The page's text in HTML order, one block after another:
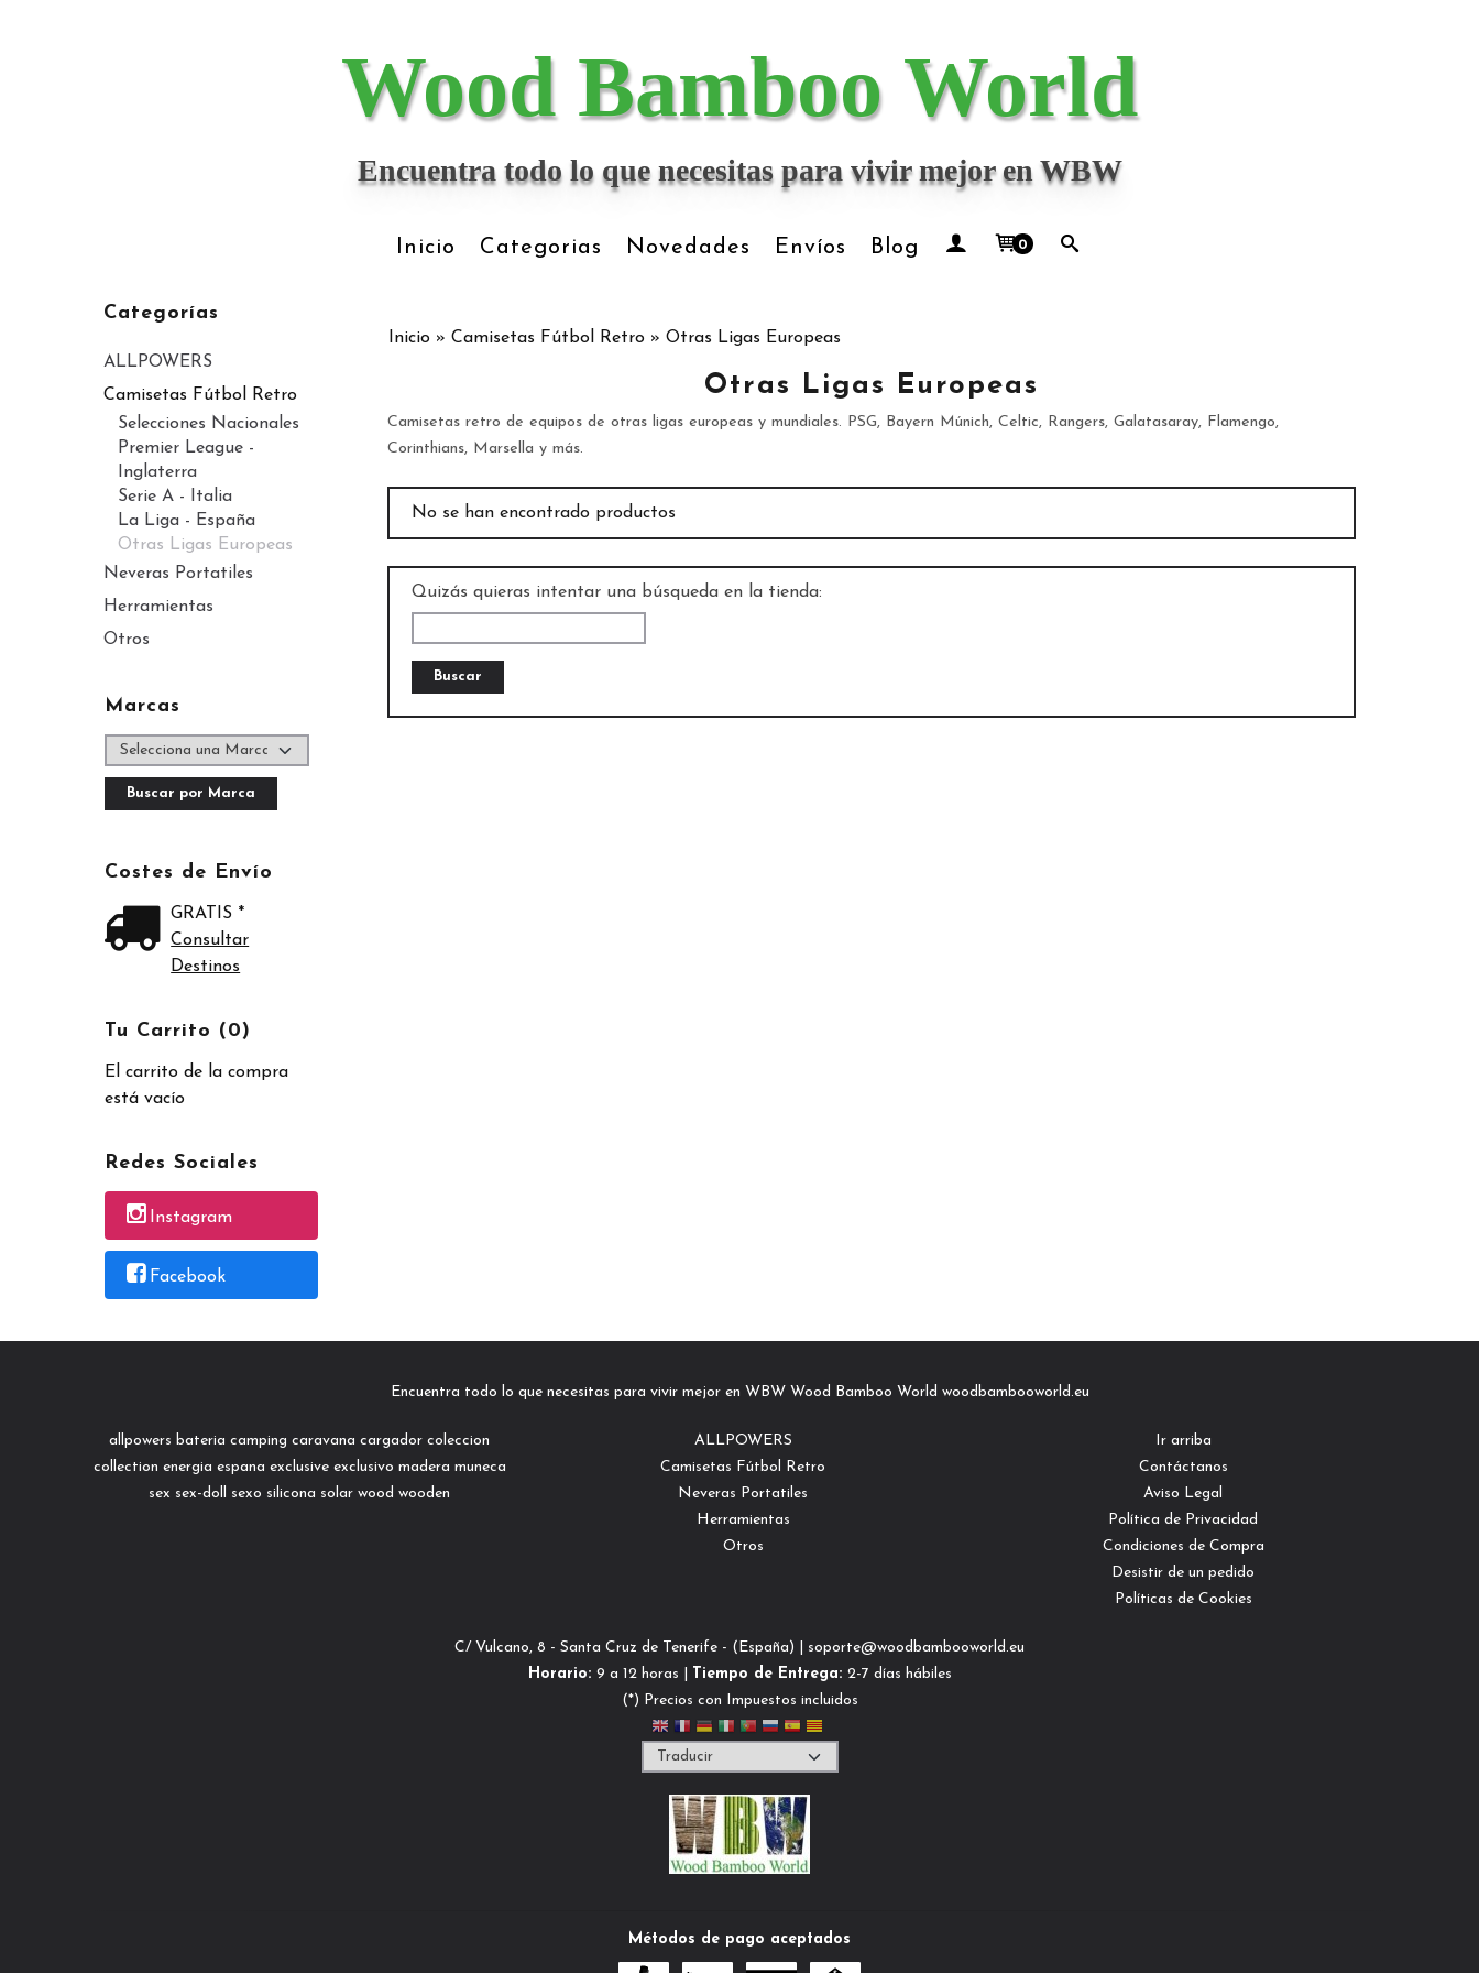
Wood Bamboo World
Encuentra todo lo que necesitas para vivir mejor en WBW
Inicio Categorias Novedades Envíos Blog 0
Categorías
ALLPOWERS
Camisetas Fútbol Retro
Selecciones Nacionales
Premier League -
Inglaterra
Serie A - Italia
La Liga - España
Otras Ligas Europeas
Neveras Portatiles
Herramientas
Otros
Marcas
Costes de Envío
GRATIS *
Consultar
Destinos
Tu Carrito (0)
El carrito de la compra
está vacío
Redes Sociales
Instagram
Facebook
Inicio » Camisetas Fútbol Retro » Otras Ligas Europeas
Otras Ligas Europeas
Camisetas retro de equipos de otras ligas europeas y mundiales. PSG, Bayern Múnich, Celtic, Rangers, Galatasaray, Flamengo,
Corinthians, Marsella y más.
No se han encontrado productos
Quizás quieras intentar una búsqueda en la tienda:
Encuentra todo lo que necesitas para vivir mejor en WBW Wood Bamboo World woodbambooworld.eu
allpowers bateria camping caravana cargador coleccion
collection energia espana exclusive exclusivo madera muneca
sex sex-doll sexo silicona solar wood wooden
ALLPOWERS
Camisetas Fútbol Retro
Neveras Portatiles
Herramientas
Otros
Ir arriba
Contáctanos
Aviso Legal
Política de Privacidad
Condiciones de Compra
Desistir de un pedido
Políticas de Cookies
C/ Vulcano, 8 - Santa Cruz de Tenerife - (España) | soporte@woodbambooworld.eu
Horario: 9 a 12 horas | Tiempo de Entrega: 2-7 días hábiles
(*) Precios con Impuestos incluidos
Métodos de pago aceptados